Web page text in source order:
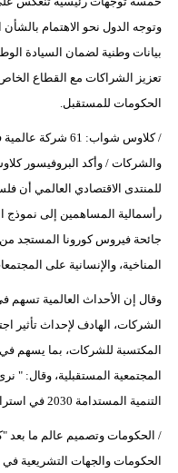
وتوجه الدول نحو الاهتمام بالشأن
بيانات وطنية لضمان السيادة
تعزيز الشراكات مع القطاع
الحكومات للمستقبل.
/ كلاوس شواب: 61
والشركات / وأكد البروفيسور
للمنتدى الاقتصادي العالمي أن
رأسمالية المساهمين إلى نموذج
جائحة فيروس كورونا المستجد من
المناخية، والإنسانية على
وقال إن الأحداث العالمية تسهم
الشركات، الهادف لإحداث تأثير
المكتسبة للشركات، بما يسهم
المجتمعية المستقبلية، وقال: "
التنمية المستدامة 2030 في استراتيجياتها وسياساتها ".
الحكومات والجهات التشريعية في